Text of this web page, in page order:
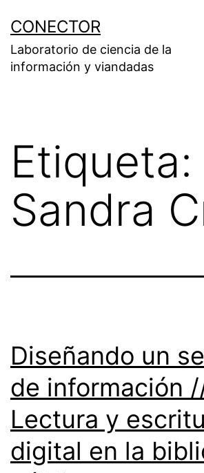
contenido
CONECTOR
Laboratorio de ciencia de la
información y viandadas
Etiqueta:
Sandra
Diseñando un
de información
Lectura y
digital en la